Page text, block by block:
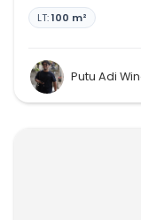
LT:100 m²
Putu Adi